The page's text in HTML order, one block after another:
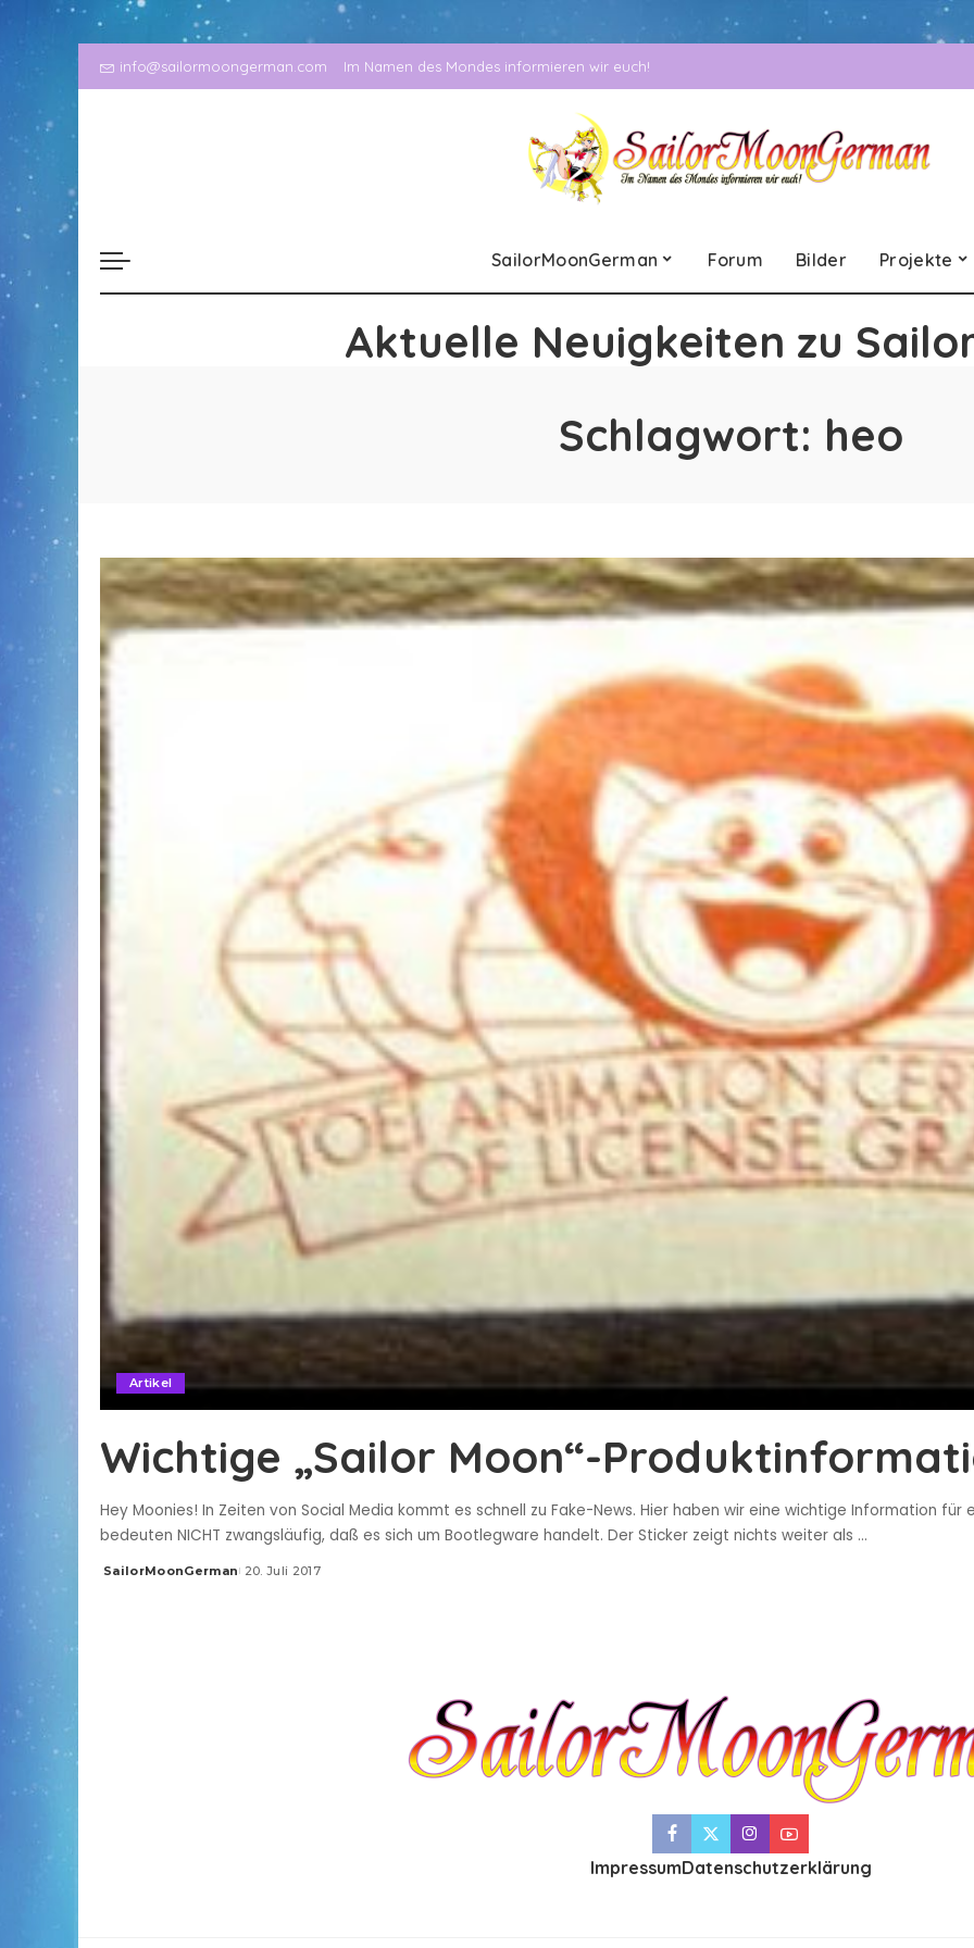
info@sailormoongerman.com Im Namen des Mondes informieren wir euch!
SailorMoonGerman Forum Bilder Projekte
Aktuelle Neuigkeiten zu
Schlagwort: heo
Artikel
Wichtige „Sailor Moon“-
Hey Moonies! In Zeiten von Social Media kommt es schnell zu Fake-News. Hier haben wir eine wichtige Information für
bedeuten NICHT zwangsläufig, daß es sich um Bootlegware handelt. Der Sticker zeigt nichts weiter als ...
Posted
SailorMoonGerman 20. Juli 2017
ImpressumDatenschutzerklärung